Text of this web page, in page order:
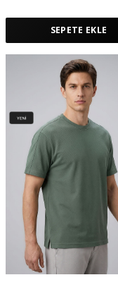
SEPETE EKLE